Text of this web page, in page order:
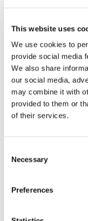
This website uses
We use cookies to
provide social media
We also share
our social media,
may combine it with
provided to them or
of their services.
Selection
Necessary
Preferences